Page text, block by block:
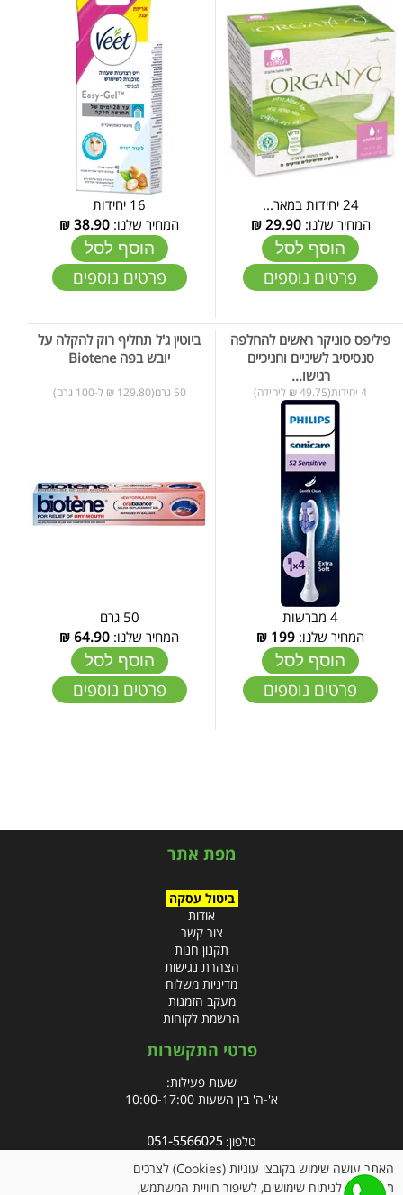
24 יחידות במאר...
המחיר שלנו:29.90
₪
הוסף לסל
פרטים נוספים
16 יחידות
המחיר שלנו: 38.90
₪
הוסף לסל
פרטים נוספים
פיליפס סוניקר ראשים להחלפה
סנסיטיב לשיניים וחניכיים
רגישו...
4 יחידות(49.75 ₪ ליחידה)
4 מברשות
המחיר שלנו: 199
₪
הוסף לסל
פרטים נוספים
ביוטין ג'ל תחליף רוק להקלה על
יובש בפה Biotene
50 גרם(129.80 ₪ ל-100 גרם)
50 גרם
המחיר שלנו: 64.90
₪
הוסף לסל
פרטים נוספים
מפת אתר
ביטול עסקה
אודות
צור קשר
תקנון חנות
הצהרת נגישות
מדיניות משלוח
מעקב הזמנות
הרשמת לקוחות
פרטי התקשרות
שעות פעילות:
א'-ה' בין השעות 10:00-17:00
טלפון:
האתר עושה שימוש בקובצי עוגיות (Cookies) לצרכים
תפעוליים, לניתוח שימושים, לשיפור חוויית המשתמש,